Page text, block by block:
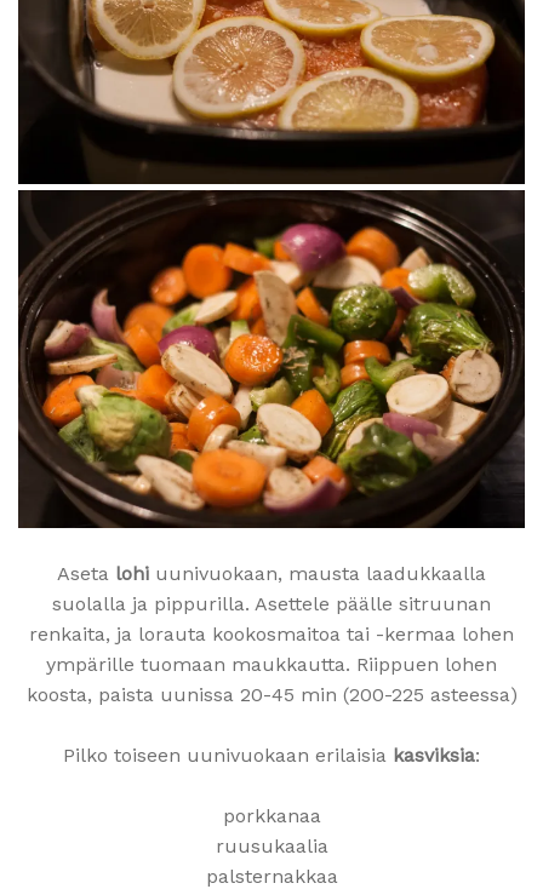
Aseta lohi uunivuokaan, mausta laadukkaalla
suolalla ja pippurilla. Asettele päälle sitruunan
renkaita, ja lorauta kookosmaitoa tai -kermaa lohen
ympärille tuomaan maukkautta. Riippuen lohen
koosta, paista uunissa 20-45 min (200-225 asteessa)
Pilko toiseen uunivuokaan erilaisia kasviksia:
porkkanaa
ruusukaalia
palsternakkaa